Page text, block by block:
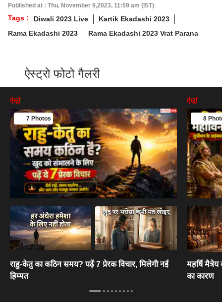
Published at : Thu, November 9,2023, 11:59 am (IST)
Tags : Diwali 2023 Live
Kartik Ekadashi 2023
Rama Ekadashi 2023
Rama Ekadashi 2023 Vrat Parana
ऐस्ट्रो फोटो गैलरी
ऐस्ट्रो
7 Photos
राहु-केतु का कठिन समय? पढ़ें 7 प्रेरक विचार, मिलेगी नई
हिम्मत
ऐस्ट्रो
8
महर्षि
का कारण